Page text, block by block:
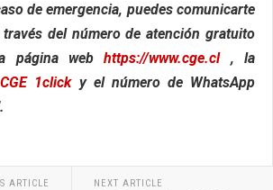
de emergencia, puedes comunicarte
del número de atención gratuito
página webhttps://www.cge.cl, la
CGE 1clicky el número de WhatsApp
ARTICLE NEXT ARTICLE